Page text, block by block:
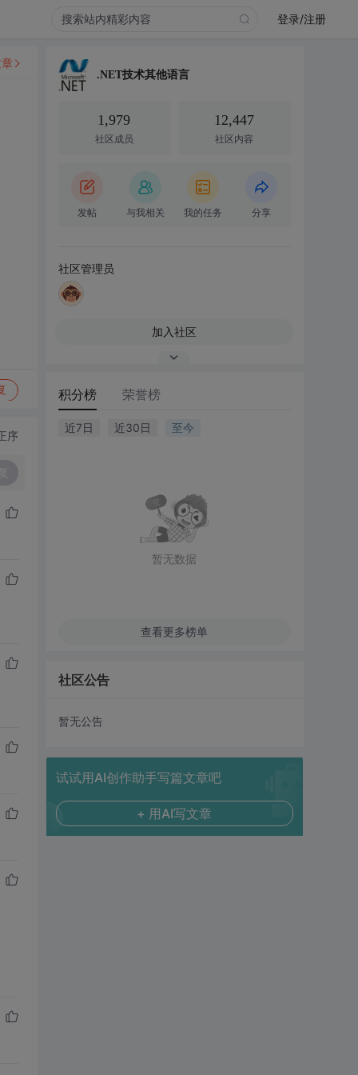
登录/注册
序
.NET技术其他语言
1,979
社区成员
12,447
社区内容
发帖 与我相关 我的任务 分享
社区管理员
加入社区
积分榜 荣誉榜
近7日 近30日 至今
暂无数据
查看更多榜单
社区公告
暂无公告
试试用AI创作助手写篇文章吧
+ 用AI写文章